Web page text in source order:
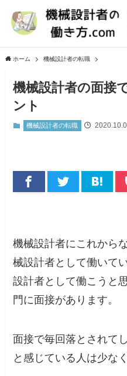
ホーム 機械設計者の転職
機械設計者の面接
ント
機械設計者の転職
機械設計者にこれから
械設計者として働いて
設計者として働こうと
門に面接があります。
面接で毎回落とされて
と感じている人は少な